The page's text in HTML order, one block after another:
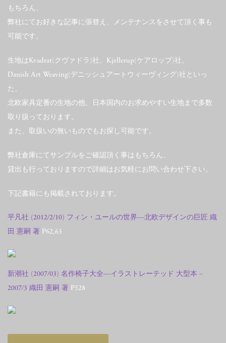
もちろん、
弊社にてお好きな記事に張替え、メンテナンスをさせて頂く事も
可能です。
生地はKvadrat(クヴァドラ)社、Kjellerup(ケアロップ)社、
Danish Art Weaving(デニッシュアートウィーヴィング)社といっ
た、
北欧家具定番の生地の他、日本国内のお求めやすい生地まで多数
取り扱っております。
また、取扱いの無いものでもお探し可能です。
弊社倉庫にてサンプルをご確認頂く事はもちろん、
貸出も行っておりますので詳細はお気軽にお問い合わせ下さい。
下記書籍にも掲載されております。
平凡社 (2012/2/10) フィン・ユールの世界―北欧デザインの巨匠 織
田 憲嗣 著 P62,63
新潮社 (2007/03) 名作椅子大全―イラストレーテッド 大型本 –
2007/3 織田 憲嗣 著 P528